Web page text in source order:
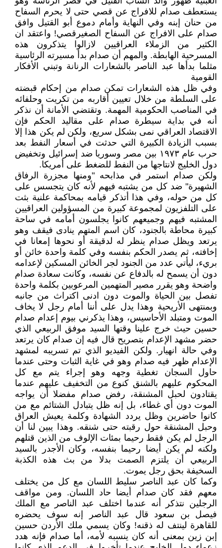
يستعطف صدام للافراج عن قصي حتى لا يحرم السفاح
من حنان إبنه وفي النهاية وأمام دموع أبو القتيل وافق
صدام على الافراج عن السفاح الصغيرقصي! واعتقد ان
الكثير من الزملاء العراقيين لازالوا يتذكرون هذه
المسرحية الهابطة. والمهم أن صدام بدأ مسيرته الرئاسية
مثلما بدأها عبد الناصر بالشعارات الرنانة وتبني الأفكار
القومية
وفي ظل هذه الشعارات تمكن صدام من إحكام قبضته
على السلطة من خلال تعيين أقاربه من تكريت وحلفائه
في المناصب الحكومية المهمة. وتقتضي الأمانة أن نذكر
أنه في بداية سيطرة صدام على مقاليد الحكم فإن
الاقتصاد العراقي نمى بشكل سريع، ولكن لم يكن هذا إلا
بسبب الزيادة الكبيرة التي حدثت في أسعار النفط بعد
حرب عام ١٩٧٣ بين مصر وسوريا ضد إسرائيل وتخفيض
دول الخليج لانتاجها من النفط للضغط على أمريكا.
ولكن صدام استمر في مذابحه "ومنها مجزرة الرفاق
الشهيرة" ضد كل من يشتبه فيهم لأنه كان يتجسس على
كل من حوله، وفي هذا أتذكر قيامه بمحاكمة علنية بثت
على التلفزيون لمجموعة كبيرة من المسؤولين العراقيين
المشتبه فيهم وجميعهم كانوا يجلسون أمامه في ساحة
كبيرة محاطة بالجنود، كان اسم المتهم ينادى فيقف وهو
يرتعد ويظل صدام ينظر له لدقيقة أو نحوها إمعانا في
إخافته، ثم يصدر الحكم بنفسه وفي كلمة واحدة خائن أو
بريء، ليأتي عدد من الجنود لجر الخائن المسكين لإعدامه
دون أن يسمح له بالدفاع عن نفسه، وكانت سعادة صدام
واضحة وهو يقرر مصير المتهمين المرعوبين بكلمة واحدة
تفصل بين الحياة والموت دون ادنى اكتراث من جانبه
وبمنتهى الأريحية وهذا يدل على أننا أمام رجل لا يخاف
الموت ومتبلد الأحاسيس، وهذا يذكرني بيوم إعدام صدام
حسين حيث خرج علينا وقتها السيد موفق الربيعي الذي
حضر مشهد الإعدام بتصريح قال فيه إن صدام كان يرتعد
وفي حالة انهيار. ولكن الفيديو الذي تم تسريبه لمشهد
الإعدام ظهر فيه صدام وهو في غاية الثبات وحتى عندما
حاول السجان تغطية وجهه وهو إجراء يتم مع كل
المحكوم عليهم بالشنق كنوع من التخفيف عليهم عندما
يقتادون لحبل المشنقة، رفض صدام مفضلا أن يواجه
الموت دون أي غطاء، بل إنه ظل يتبادل الشتائم مع من
كانوا حاضرين وظل يردد الشهادة وكلمة يعيش العراق
وحبل المشنقة حول رقبته حتى شنقه. وهذا يبين لنا أن
الرجل لم يكن فقط رحيما بمئات الإلوف من الذين قتلهم
ولكنه لم يكن أيضا رحيما بنفسه، وكان الأجدر بالسيد
الربيعي أن يلتزم الصمت بدلا من بث هذه الكذبة
السخيفة بحق رجل يموت.
وكما كان عبد الناصر سليط اللسان مع كل من يختلف
معهم فقد كان صدام أيضا حاد اللسان. ومن مواقف
الرجلين نتذكر أنه عندما اختلف عبد الناصر مع الملك
فيصل بن سعود قال عبد الناصر إنه سوف يحضره
للقاهرة لينتف له ذقنه! وكان يسمي ملك الأردن حسين
إبن زين بمعنى أنه كان ينسبه لأمه، أما صدام فإنه هدد